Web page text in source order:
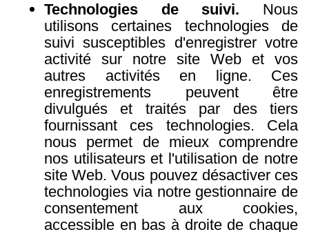
Technologies de suivi. Nous
utilisons certaines technologies de
suivi susceptibles d'enregistrer votre
activité sur notre site Web et vos
autres activités en ligne. Ces
enregistrements peuvent être
divulgués et traités par des tiers
fournissant ces technologies. Cela
nous permet de mieux comprendre
nos utilisateurs et l'utilisation de notre
site Web. Vous pouvez désactiver ces
technologies via notre gestionnaire de
consentement aux cookies,
accessible en bas à droite de chaque